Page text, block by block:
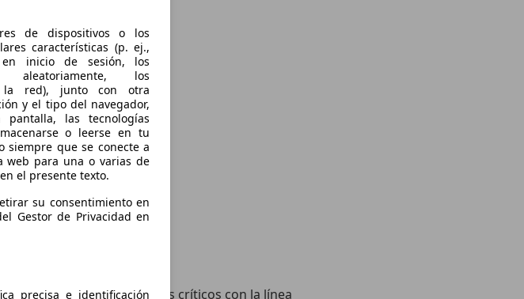
de dispositivos o los
características (p. ej.,
en inicio de sesión, los
aleatoriamente, los
la red), junto con otra
y el tipo del navegador,
las tecnologías
o leerse en tu
siempre que se conecte a
web para una o varias de
el presente texto.
su consentimiento en
Gestor de Privacidad en
precisa e identificación
Muchos han sido los críticos con la línea